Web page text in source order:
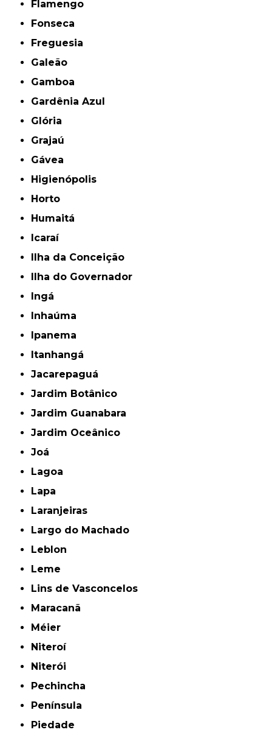
Flamengo
Fonseca
Freguesia
Galeão
Gamboa
Gardênia Azul
Glória
Grajaú
Gávea
Higienópolis
Horto
Humaitá
Icaraí
Ilha da Conceição
Ilha do Governador
Ingá
Inhaúma
Ipanema
Itanhangá
Jacarepaguá
Jardim Botânico
Jardim Guanabara
Jardim Oceânico
Joá
Lagoa
Lapa
Laranjeiras
Largo do Machado
Leblon
Leme
Lins de Vasconcelos
Maracanã
Méier
Niteroí
Niterói
Pechincha
Península
Piedade